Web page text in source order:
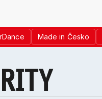
Made in Česko